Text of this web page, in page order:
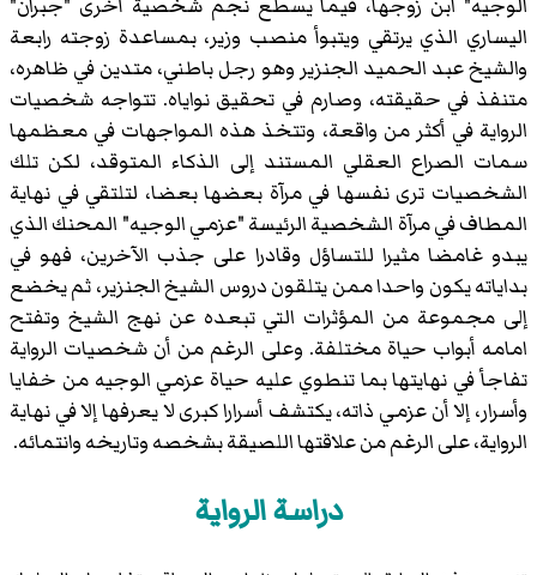
اليساري الذي يرتقي ويتبوأ منصب وزير، بمساعدة زوجته رابعة
والشيخ عبد الحميد الجنزير وهو رجل باطني، متدين في ظاهره،
متنفذ في حقيقته، وصارم في تحقيق نواياه. تتواجه شخصيات
الرواية في أكثر من واقعة، وتتخذ هذه المواجهات في معظمها
سمات الصراع العقلي المستند إلى الذكاء المتوقد، لكن تلك
الشخصيات ترى نفسها في مرآة بعضها بعضا، لتلتقي في نهاية
المطاف في مرآة الشخصية الرئيسة "عزمي الوجيه" المحنك الذي
يبدو غامضا مثيرا للتساؤل وقادرا على جذب الآخرين، فهو في
بداياته يكون واحدا ممن يتلقون دروس الشيخ الجنزير، ثم يخضع
إلى مجموعة من المؤثرات التي تبعده عن نهج الشيخ وتفتح
امامه أبواب حياة مختلفة. وعلى الرغم من أن شخصيات الرواية
تفاجأ في نهايتها بما تنطوي عليه حياة عزمي الوجيه من خفايا
وأسرار، إلا أن عزمي ذاته، يكتشف أسرارا كبرى لا يعرفها إلا في نهاية
الرواية، على الرغم من علاقتها اللصيقة بشخصه وتاريخه وانتمائه.
دراسة الرواية